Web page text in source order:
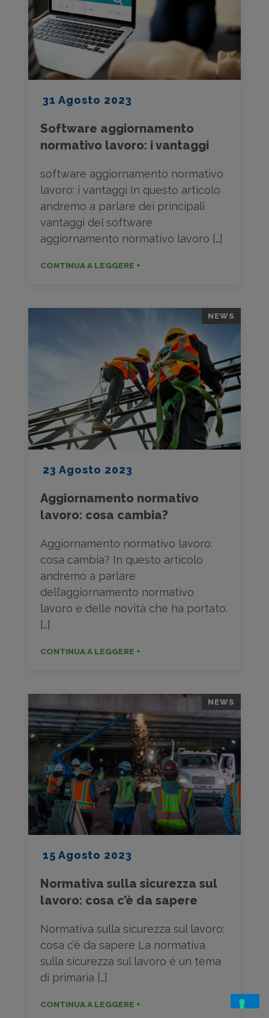
31 Agosto 2023
Software aggiornamento
normativo lavoro: i vantaggi
software aggiornamento normativo
lavoro: i vantaggi In questo articolo
andremo a parlare dei principali
vantaggi del software
aggiornamento normativo lavoro […]
CONTINUA A LEGGERE +
23 Agosto 2023
NEWS
Aggiornamento normativo
lavoro: cosa cambia?
Aggiornamento normativo lavoro:
cosa cambia? In questo articolo
andremo a parlare
dell’aggiornamento normativo
lavoro e delle novità che ha portato.
[…]
CONTINUA A LEGGERE +
15 Agosto 2023
NEWS
Normativa sulla sicurezza sul
lavoro: cosa c’è da sapere
Normativa sulla sicurezza sul lavoro:
cosa c’è da sapere La normativa
sulla sicurezza sul lavoro è un tema
di primaria […]
CONTINUA A LEGGERE +